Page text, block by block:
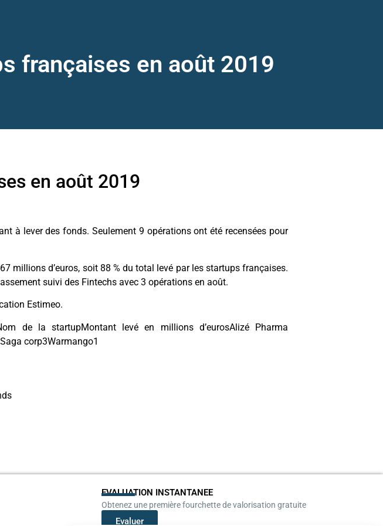
françaises en août 2019
en août 2019
à lever des fonds. Seulement 9 opérations ont été recensées pour
millions d’euros, soit 88 % du total levé par les startups françaises.
suivi des Fintechs avec 3 opérations en août.
Estimeo.
de la startupMontant levé en millions d’eurosAlizé Pharma
corp3Warmango1
EVALUATION INSTANTANEE
Obtenez une première fourchette de valorisation gratuite
Evaluer